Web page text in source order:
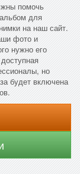
помочь
для
на наш сайт.
фото и
нужно его
но
будет включена